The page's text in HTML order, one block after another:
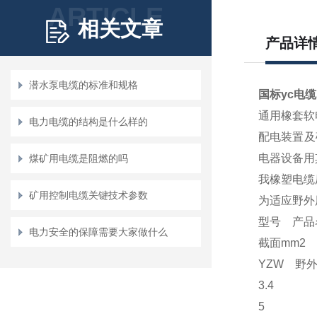
ARTICLE
相关文章
潜水泵电缆的标准和规格
电力电缆的结构是什么样的
煤矿用电缆是阻燃的吗
矿用控制电缆关键技术参数
电力安全的保障需要大家做什么
产品详
国标yc电
通用橡套
配电装置
电器设备
我橡塑电
为适应野
型号 产
截面mm2
YZW 野
3.4
5